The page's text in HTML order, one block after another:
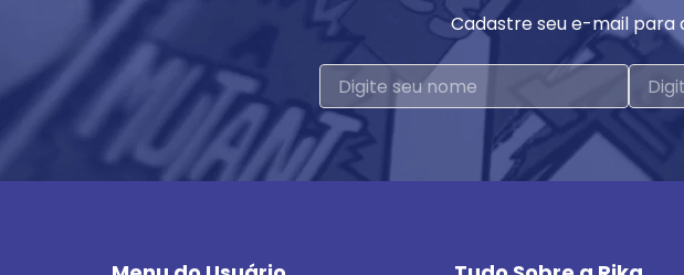
Cadastre seu e-mail para